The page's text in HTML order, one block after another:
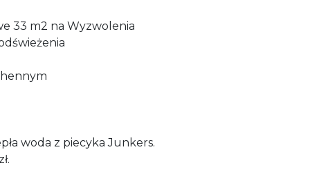
33 m2 na Wyzwolenia
woda z piecyka Junkers.